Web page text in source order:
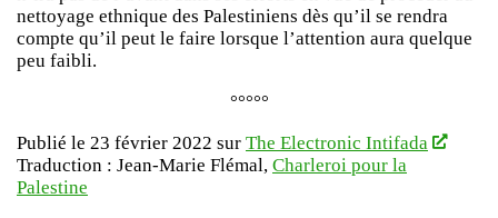
nettoyage ethnique des Palestiniens dès qu’il se rendra
compte qu’il peut le faire lorsque l’attention aura quelque
peu faibli.
°°°°°
Publié le 23 février 2022 sur The Electronic Intifada
Traduction : Jean-Marie Flémal, Charleroi pour la
Palestine